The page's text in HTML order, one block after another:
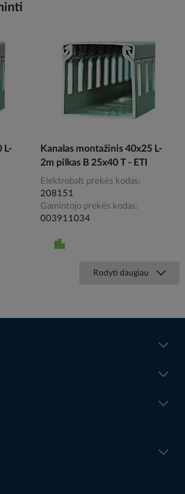
L-
Kanalas montažinis 40x25 L-
2m pilkas B 25x40 T - ETI
Elektrobalt prekės kodas
208151
Gamintojo prekės kodas
003911034
Rodyti daugiau